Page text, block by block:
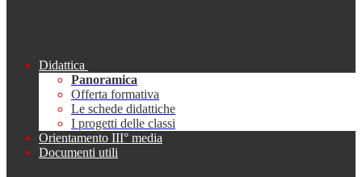
Didattica
Panoramica
Offerta formativa
Le schede didattiche
I progetti delle classi
Orientamento III° media
Documenti utili